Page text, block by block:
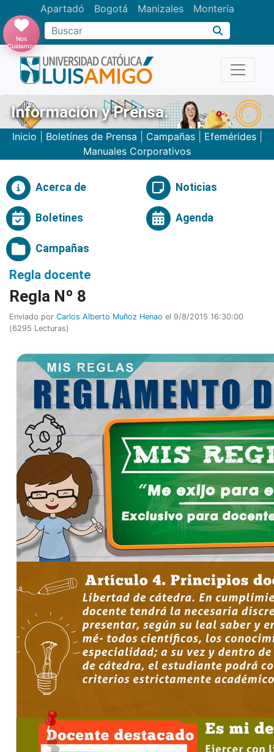
Apartadó Bogotá Manizales Montería
Buscar
Nos
Cuidamos
Información y Prensa.
Inicio Boletínes de Prensa Campañas| Efemérides|
Manuales Corporativos
Acerca de Noticias
Boletines Agenda
Campañas
Regla docente
Regla Nº 8
Enviado por Carlos Alberto Muñoz Henao el 9/8/2015 16:30:00
(6295 Lecturas)